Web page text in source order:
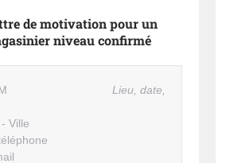
de motivation pour un
niveau confirmé
Lieu, date,
Ville